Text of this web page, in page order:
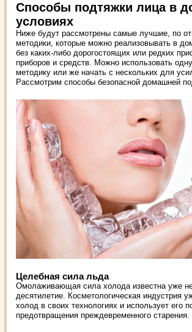
Способы подтяжки лица в
условиях
Ниже будут рассмотрены самые лучшие, по
методики, которые можно реализовывать в
без каких-либо дорогостоящих или редких
приборов и средств. Можно использовать
методику или же начать с нескольких для
Рассмотрим способы безопасной домашней
Целебная сила льда
Омолаживающая сила холода известна уже
десятилетие. Косметологическая индустрия
холод в своих технологиях и использует его
предотвращения преждевременного старения.